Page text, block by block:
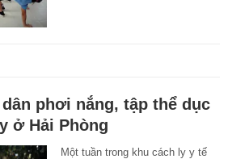
phơi nắng, tập thể dục
ở Hải Phòng
Một tuần trong khu cách ly y tế